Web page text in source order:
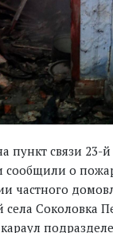
пункт связи
сообщили о
частного
Соколовка